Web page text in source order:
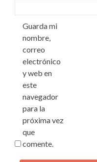
Guarda mi
nombre,
correo
electrónico
y web en
este
navegador
para la
próxima vez
que
comente.